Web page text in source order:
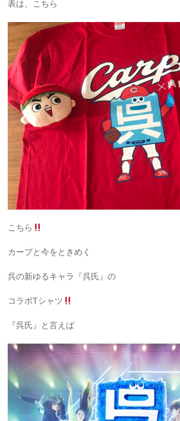
表は、こちら
こちら
カープと今をときめく
呉の新ゆるキャラ『呉氏』の
コラボTシャツ
『呉氏』と言えば